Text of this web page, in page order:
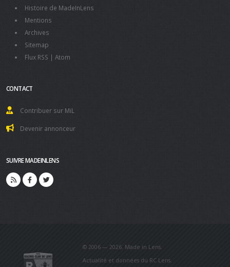
Histoire de MadeInLens
Mentions
Archives
Sitemap
Flux RSS | Atom
CONTACT
Contribuer sur MiL
Devenir annonceur
SUIVRE MADEINLENS
© 2006 — 2026. Made in Lens.
Actualité et données du RC Lens.